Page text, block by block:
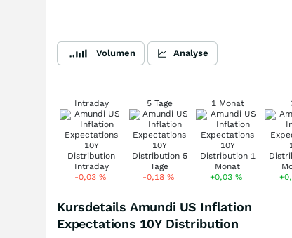
Volumen Analyse
Intraday
-0,03 %
5 Tage
-0,18 %
1 Monat
+0,03 %
Kursdetails Amundi US Inflation
Expectations 10Y Distribution